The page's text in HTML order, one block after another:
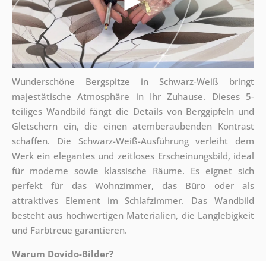
Wunderschöne Bergspitze in Schwarz-Weiß bringt
majestätische Atmosphäre in Ihr Zuhause. Dieses 5-
teiliges Wandbild fängt die Details von Berggipfeln und
Gletschern ein, die einen atemberaubenden Kontrast
schaffen. Die Schwarz-Weiß-Ausführung verleiht dem
Werk ein elegantes und zeitloses Erscheinungsbild, ideal
für moderne sowie klassische Räume. Es eignet sich
perfekt für das Wohnzimmer, das Büro oder als
attraktives Element im Schlafzimmer. Das Wandbild
besteht aus hochwertigen Materialien, die Langlebigkeit
und Farbtreue garantieren.
Warum Dovido-Bilder?